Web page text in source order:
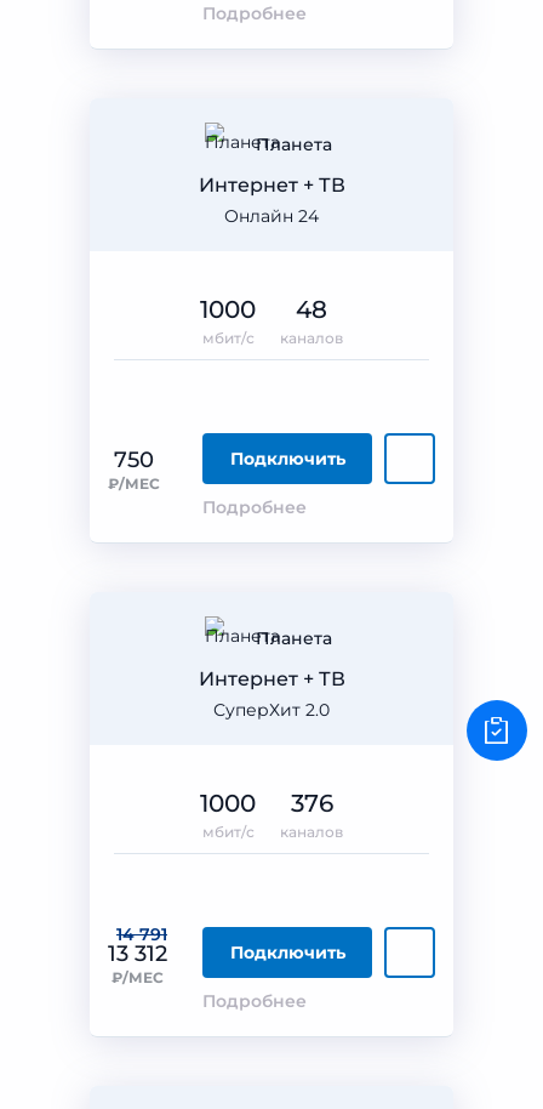
Подробнее
Планета
Онлайн 24
Интернет + ТВ
750
₽/МЕС
Подключить
Подробнее
1000
мбит/с
48
каналов
Планета
СуперХит 2.0
Интернет + ТВ
14 791
13 312
₽/МЕС
Подключить
Подробнее
1000
мбит/с
376
каналов